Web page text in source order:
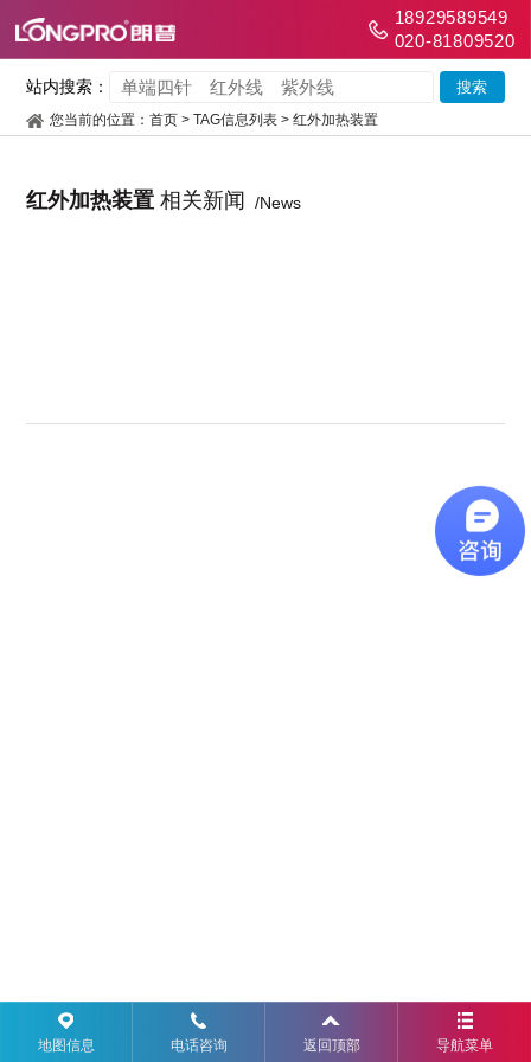
18929589549
020-81809520
站内搜索：
您当前的位置：首页 > TAG信息列表 > 红外加热装置
红外加热装置相关新闻 /News
地图信息 电话咨询 返回顶部 导航菜单